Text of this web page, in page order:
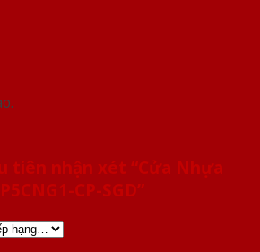
tiên nhận xét “Cửa Nhựa
CP-SGD”